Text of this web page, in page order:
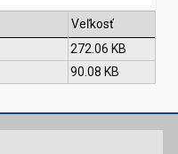
Veľkosť
272.06 KB
90.08 KB